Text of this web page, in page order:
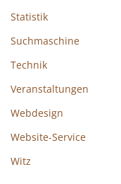
Statistik
Suchmaschine
Technik
Veranstaltungen
Webdesign
Website-Service
Witz